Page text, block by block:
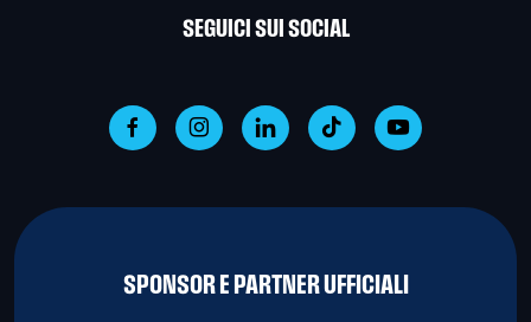
SEGUICI SUI SOCIAL
SPONSOR E PARTNER UFFICIALI